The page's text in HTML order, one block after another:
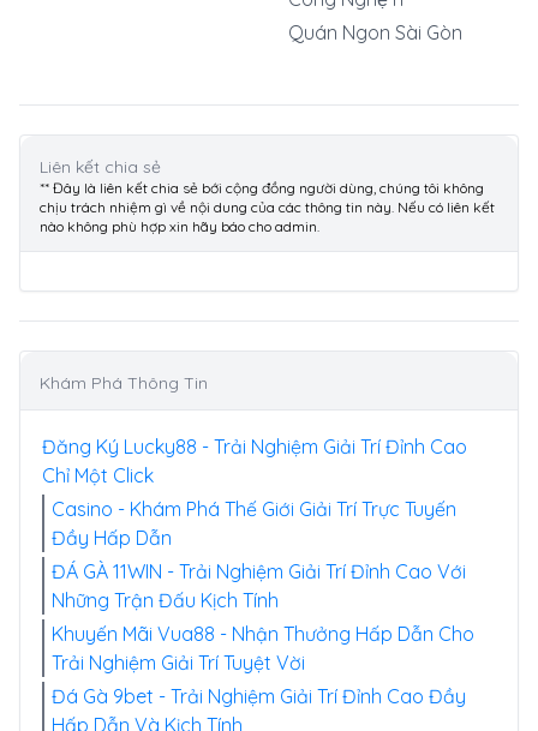
Quán Ngon Sài Gòn
Liên kết chia sẻ
** Đây là liên kết chia sẻ bới cộng đồng người dùng, chúng tôi không
chịu trách nhiệm gì về nội dung của các thông tin này. Nếu có liên kết
nào không phù hợp xin hãy báo cho admin.
Khám Phá Thông Tin
Đăng Ký Lucky88 - Trải Nghiệm Giải Trí Đỉnh Cao
Chỉ Một Click
Casino - Khám Phá Thế Giới Giải Trí Trực Tuyến
Đầy Hấp Dẫn
ĐÁ GÀ 11WIN - Trải Nghiệm Giải Trí Đỉnh Cao Với
Những Trận Đấu Kịch Tính
Khuyến Mãi Vua88 - Nhận Thưởng Hấp Dẫn Cho
Trải Nghiệm Giải Trí Tuyệt Vời
Đá Gà 9bet - Trải Nghiệm Giải Trí Đỉnh Cao Đầy
Hấp Dẫn Và Kịch Tính